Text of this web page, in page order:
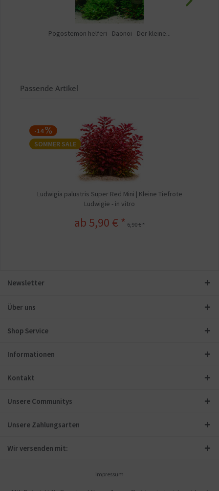
Pogostemon helferi - Daonoi - Der kleine...
Passende Artikel
-14
SOMMER SALE
Ludwigia palustris Super Red Mini | Kleine Tiefrote
Ludwigie - in vitro
ab 5,90 € * 6,90 € *
Newsletter
Über uns
Shop Service
Informationen
Kontakt
Unsere Communitys
Unsere Zahlungsarten
Wir versenden mit:
Impressum